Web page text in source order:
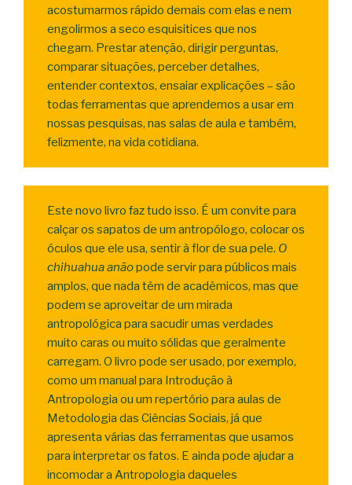
acostumarmos rápido demais com elas e nem
engolirmos a seco esquisitices que nos
chegam. Prestar atenção, dirigir perguntas,
comparar situações, perceber detalhes,
entender contextos, ensaiar explicações – são
todas ferramentas que aprendemos a usar em
nossas pesquisas, nas salas de aula e também,
felizmente, na vida cotidiana.
Este novo livro faz tudo isso. É um convite para
calçar os sapatos de um antropólogo, colocar os
óculos que ele usa, sentir à flor de sua pele. O
chihuahua anãopode servir para públicos mais
amplos, que nada têm de acadêmicos, mas que
podem se aproveitar de um mirada
antropológica para sacudir umas verdades
muito caras ou muito sólidas que geralmente
carregam. O livro pode ser usado, por exemplo,
como um manual para Introdução à
Antropologia ou um repertório para aulas de
Metodologia das Ciências Sociais, já que
apresenta várias das ferramentas que usamos
para interpretar os fatos. E ainda pode ajudar a
incomodar a Antropologia daqueles